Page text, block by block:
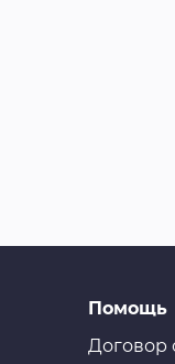
Помощь
Договор